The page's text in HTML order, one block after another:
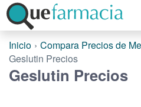
Inicio
Compara Precios de
Geslutin Precios
Geslutin Precios